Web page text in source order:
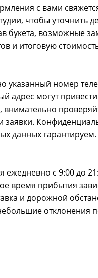
с вами
чтобы уточнить
букета, возможные
и итоговую
указанный номер
адрес могут
внимательно
заявки.
данных гарантируем.
ежедневно с 9:00 до
время прибытия
и дорожной
отклонения